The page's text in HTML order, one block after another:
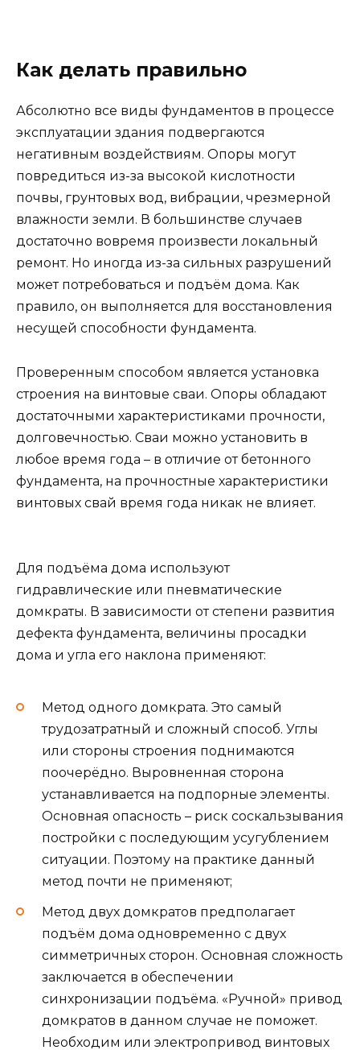
Как делать правильно
Абсолютно все виды фундаментов в процессе
эксплуатации здания подвергаются
негативным воздействиям. Опоры могут
повредиться из-за высокой кислотности
почвы, грунтовых вод, вибрации, чрезмерной
влажности земли. В большинстве случаев
достаточно вовремя произвести локальный
ремонт. Но иногда из-за сильных разрушений
может потребоваться и подъём дома. Как
правило, он выполняется для восстановления
несущей способности фундамента.
Проверенным способом является установка
строения на винтовые сваи. Опоры обладают
достаточными характеристиками прочности,
долговечностью. Сваи можно установить в
любое время года – в отличие от бетонного
фундамента, на прочностные характеристики
винтовых свай время года никак не влияет.
Для подъёма дома используют
гидравлические или пневматические
домкраты. В зависимости от степени развития
дефекта фундамента, величины просадки
дома и угла его наклона применяют:
Метод одного домкрата. Это самый
трудозатратный и сложный способ. Углы
или стороны строения поднимаются
поочерёдно. Выровненная сторона
устанавливается на подпорные элементы.
Основная опасность – риск соскальзывания
постройки с последующим усугублением
ситуации. Поэтому на практике данный
метод почти не применяют;
Метод двух домкратов предполагает
подъём дома одновременно с двух
симметричных сторон. Основная сложность
заключается в обеспечении
синхронизации подъёма. «Ручной» привод
домкратов в данном случае не поможет.
Необходим или электропривод винтовых